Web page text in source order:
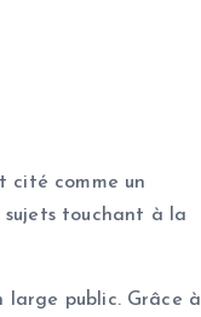
cité comme un
sujets touchant à la
large public. Grâce à